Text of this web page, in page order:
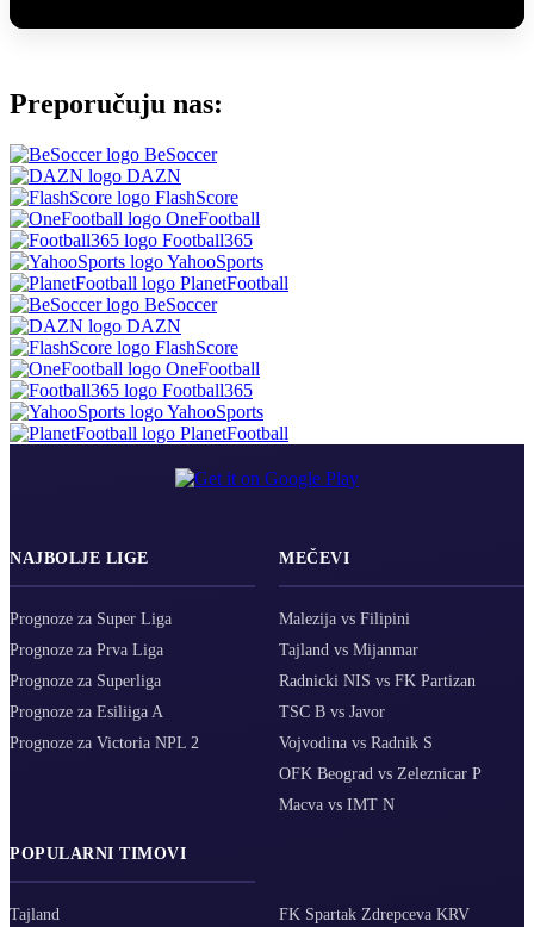
Preporučuju nas:
BeSoccer
DAZN
FlashScore
OneFootball
Football365
YahooSports
PlanetFootball
BeSoccer
DAZN
FlashScore
OneFootball
Football365
YahooSports
PlanetFootball
NAJBOLJE LIGE
Prognoze za Super Liga
Prognoze za Prva Liga
Prognoze za Superliga
Prognoze za Esiliiga A
Prognoze za Victoria NPL 2
MEČEVI
Malezija vs Filipini
Tajland vs Mijanmar
Radnicki NIS vs FK Partizan
TSC B vs Javor
Vojvodina vs Radnik S
OFK Beograd vs Zeleznicar P
Macva vs IMT N
POPULARNI TIMOVI
Tajland
FK Spartak Zdrepceva KRV